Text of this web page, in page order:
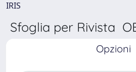
IRIS
Sfoglia per Rivista
Opzioni